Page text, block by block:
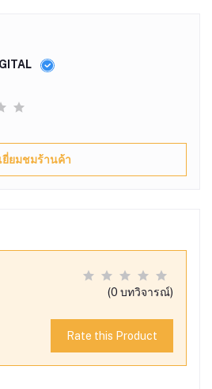
เยี่ยมชมร้านค้า
(0 บทวิจารณ์)
Rate this Product